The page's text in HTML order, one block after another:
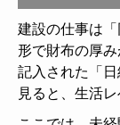
建設の仕事は
形で財布の厚
記入された「
見ると、生活